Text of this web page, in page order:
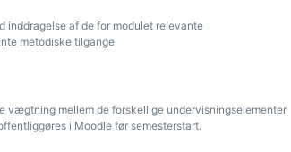
inddragelse af de for modulet relevante
metodiske tilgange
vægtning mellem de forskellige undervisningselementer
i Moodle før semesterstart.